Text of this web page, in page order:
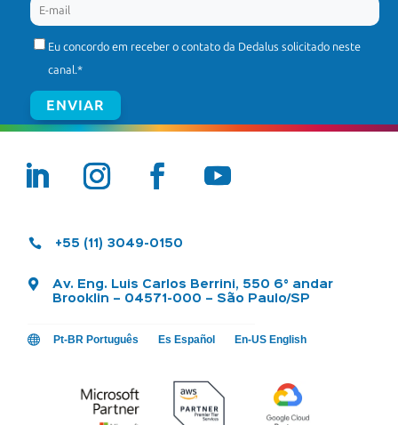
Eu concordo em receber o contato da Dedalus solicitado neste
canal.*
 +55 (11) 3049-0150

Av. Eng. Luis Carlos Berrini, 550 6° andar
Brooklin – 04571-000 – São Paulo/SP
 Pt-BR Português Es Español En-US English